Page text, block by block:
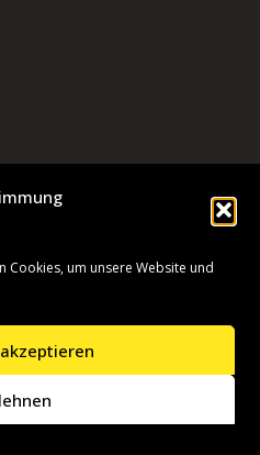
Cookies, um unsere Website und